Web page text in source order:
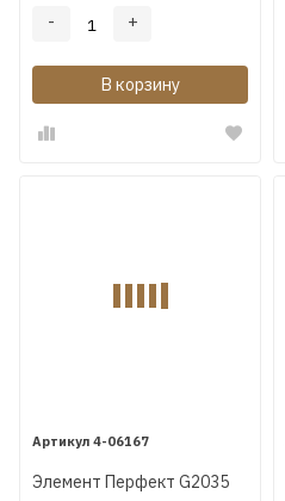
- +
В корзину
4-06167
Элемент Перфект G2035